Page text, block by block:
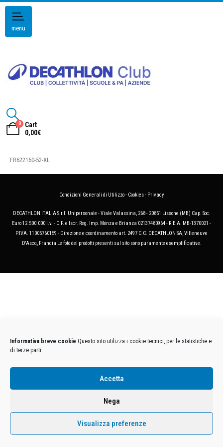
Informativa breve cookie Questo sito utilizza i cookie tecnici, per le statistiche e
di terze parti.
Accetta
Nega
Visualizza preferenze
menu
0
Cart
0,00€
FR622160-52-XL
Condizioni Generali di Utilizzo- Cookies- Privacy
DECATHLON ITALIA S.r.l. Unipersonale - Viale Valassina, 268 - 20851 Lissone (MB) Cap. Soc.
Euro 12.500.000 i.v. - C.F. e Iscr. Reg. Imp. Monza e Brianza 02137480964 - R.E.A. MB-1370021 -
P.IVA. 11005760159 - Direzione e coordinamento art. 2497 C.C. DECATHLON SA, Villeneuve
D'Ascq, Francia Le foto dei prodotti presenti sul sito sono puramente esemplificative.